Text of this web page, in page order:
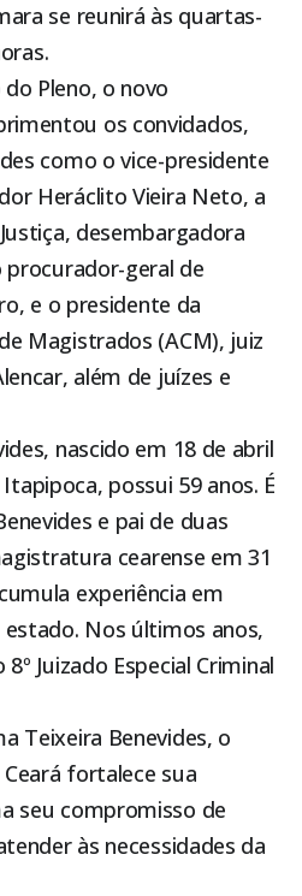
se reunirá às quartas-
Pleno, o novo
os convidados,
como o vice-presidente
Heráclito Vieira Neto, a
desembargadora
procurador-geral de
e o presidente da
Magistrados (ACM), juiz
além de juízes e
nascido em 18 de abril
Itapipoca, possui 59 anos. É
e pai de duas
cearense em 31
experiência em
Nos últimos anos,
Juizado Especial Criminal
Teixeira Benevides, o
fortalece sua
seu compromisso de
às necessidades da